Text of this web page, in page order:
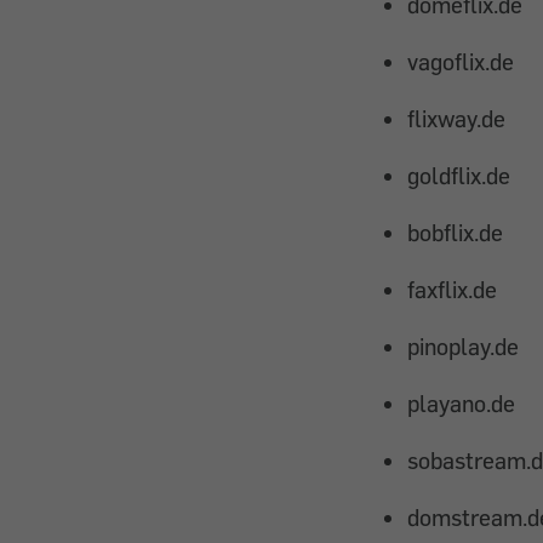
vagoflix.de
flixway.de
goldflix.de
bobflix.de
faxflix.de
pinoplay.de
playano.de